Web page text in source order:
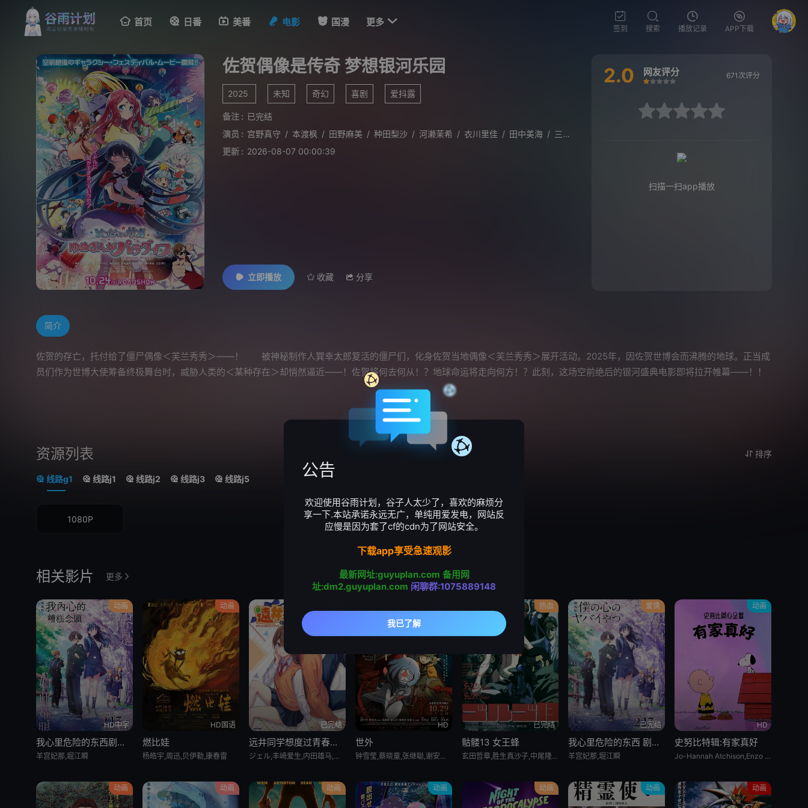
首页 日番 美番 电影 国漫 更多 
签到 搜索 播放记录 APP下载
佐贺偶像是传奇 梦想银河乐园
2025 未知 奇幻 喜剧 爱抖露
备注 : 已完结
演员 : 宫野真守 / 本渡枫 / 田野麻美 / 种田梨沙 / 河濑茉希 / 衣川里佳 / 田中美海 / 三石琴乃
更新 : 2026-08-07 00:00:39
立即播放 收藏 分享
2.0 网友评分
很差较差还行
推荐
力荐
671次评分
较差还行推荐力荐
扫描一扫app播放
简介
佐贺的存亡，托付给了僵尸偶像＜芙兰秀秀＞——！ 被神秘制作人巽幸太郎复活的僵尸们，化身佐贺当地偶像＜芙兰秀秀＞展开活动。2025年，因佐贺世博会而沸腾的地球。正当成
员们作为世博大使筹备终极舞台时，威胁人类的＜某种存在＞却悄然逼近——！佐贺将何去何从！？地球命运将走向何方！？此刻，这场空前绝后的银河盛典电影即将拉开帷幕——！！
资源列表 排序
线路g1 线路j1 线路j2 线路j3 线路j5
1080P
相关影片 更多
动画
HD中字
我心里危险的东西剧场版
羊宫妃那,堀江瞬
动画
HD国语
燃比娃
杨皓宇,周迅,贝伊勒,康春雷
已完结
远井同学想度过青春笨蛋与手机与浪漫
ジェル,丰崎爱生,内田雄马,佐仓绫音,寺岛惇太,石见舞菜香,子安武人
HD
世外
钟雪莹,蔡晓童,张继聪,谢安琪,柯炜林,杨雅文
热血
已完结
骷髅13 女王蜂
玄田哲章,胜生真沙子,中尾隆圣,有本钦隆,上田敏也,富田耕生,麦人,中村大树,荒川太郎,菊地祥子,梅津秀行,内田直哉,大塚明夫
爱情
已完结
我心里危险的东西 剧场版
羊宫妃那,堀江瞬
动画
HD
史努比特辑:有家真好
Jo-Hannah Atchison,Enzo Bezzina,Kitai O&amp;#039;Garro
动画 动画 动画 动画 动画 动画 动画
公告
欢迎使用谷雨计划，谷子人太少了，喜欢的麻烦分
享一下.本站承诺永远无广，单纯用爱发电，网站反
应慢是因为套了cf的cdn为了网站安全。
下载app享受急速观影
最新网址:guyuplan.com 备用网
址:dm2.guyuplan.com 闲聊群:1075889148